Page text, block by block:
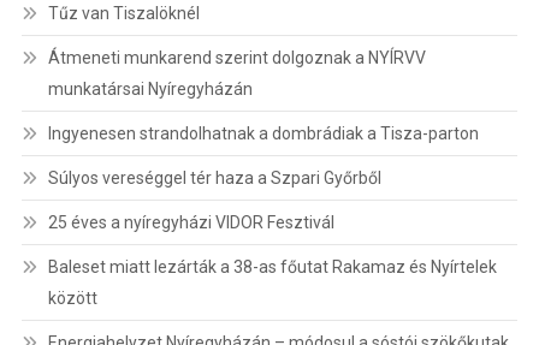
Tűz van Tiszalöknél
Átmeneti munkarend szerint dolgoznak a NYÍRVV
munkatársai Nyíregyházán
Ingyenesen strandolhatnak a dombrádiak a Tisza-parton
Súlyos vereséggel tér haza a Szpari Győrből
25 éves a nyíregyházi VIDOR Fesztivál
Baleset miatt lezárták a 38-as főutat Rakamaz és Nyírtelek
között